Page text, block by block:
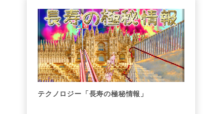
テクノロジー「長寿の極秘情報」